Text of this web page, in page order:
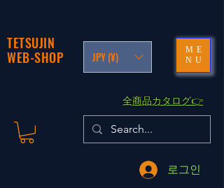
TETSUJIN
WEB-SHOP
JPY (¥)
ME
NU
​全商品カタログ👉
로그인